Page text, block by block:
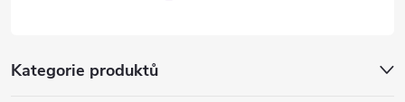
Kategorie produktů